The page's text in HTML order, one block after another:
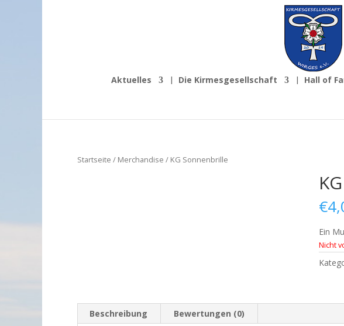
Aktuelles Die Kirmesgesellschaft Hall of
Startseite / Merchandise / KG Sonnenbrille
€
Ein
Nicht
Beschreibung Bewertungen (0)